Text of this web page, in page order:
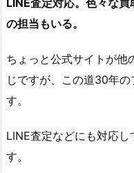
LINE査定対応。色々な
の担当もいる。
ちょっと公式サイトが他
じですが、この道30年
す。
LINE査定などにも対応
す。